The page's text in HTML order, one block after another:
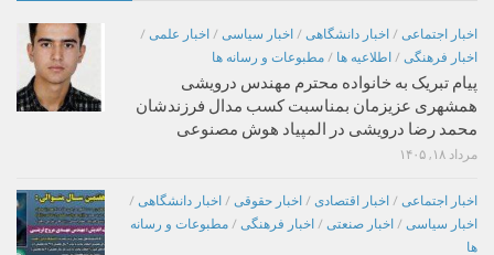
اخبار اجتماعی / اخبار دانشگاهی / اخبار سیاسی / اخبار علمی /
اخبار فرهنگی / اطلاعیه ها / مطبوعات و رسانه ها
پیام تبریک به خانواده محترم مهندس درویشی
همشهری عزیزمان بمناسبت کسب مدال فرزندشان
محمد رضا درویشی در المپیاد هوش مصنوعی
مرداد ۱۸, ۱۴۰۵
اخبار اجتماعی / اخبار اقتصادی / اخبار حقوقی / اخبار دانشگاهی /
اخبار سیاسی / اخبار صنعتی / اخبار فرهنگی / مطبوعات و رسانه
ها